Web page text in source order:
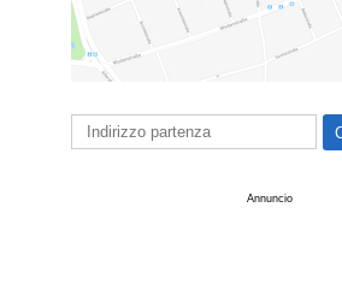
Annuncio